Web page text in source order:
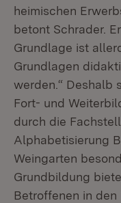
heimischen
betont Schrader.
Grundlage ist
Grundlagen
werden.“ Deshalb
Fort- und
durch die
Alphabetisierung
Weingarten
Grundbildung
Betroffenen in den